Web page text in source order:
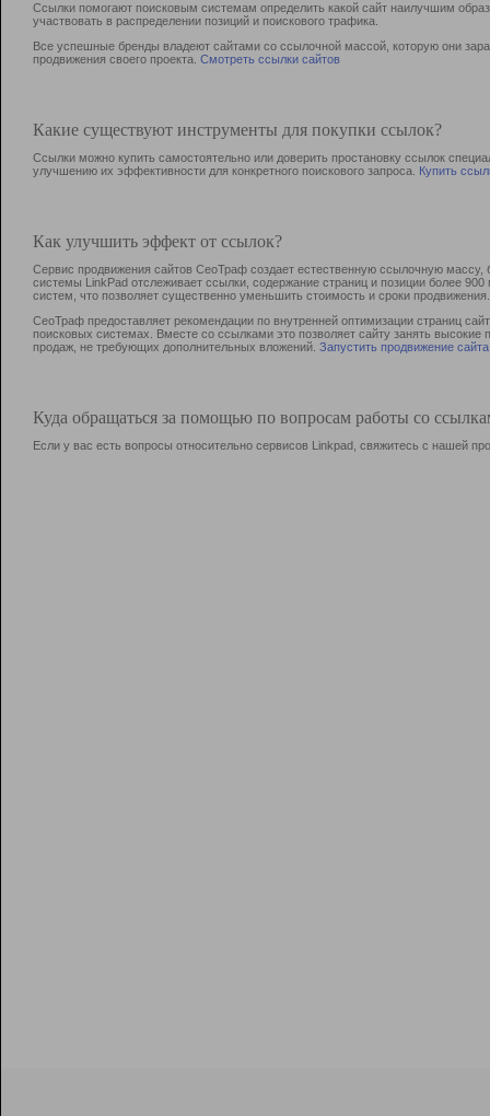
Ссылки помогают поисковым системам определить какой сайт наилучшим
участвовать в раcпределении позиций и поискового трафика.
Все успешные бренды владеют сайтами со ссылочной массой, которую они
продвижения своего проекта. Смотреть ссылки сайтов
Какие существуют инструменты для покупки ссылок?
Ссылки можно купить самостоятельно или доверить простановку ссылок
улучшению их эффективности для конкретного поискового запроса. Купить
Как улучшить эффект от ссылок?
Сервис продвижения сайтов СеоТраф создает естественную ссылочную
системы LinkPad отслеживает ссылки, содержание страниц и позиции более
систем, что позволяет существенно уменьшить стоимость и сроки продвижения.
СеоТраф предоставляет рекомендации по внутренней оптимизации страниц
поисковых системах. Вместе со ссылками это позволяет сайту занять
продаж, не требующих дополнительных вложений. Запустить продвижение сайта
Куда обращаться за помощью по вопросам работы со
Если у вас есть вопросы относительно сервисов Linkpad, свяжитесь с нашей